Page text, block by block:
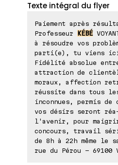
Texte intégral du flyer
Paiement après
Professeur
KÉBÉ
à résoudre vos
parti(e), tu viens ici
Fidélité absolue
attraction de
moraux, affection
réussite dans tous
inconnues, permis
vos désirs seront
l'avenir, pour maigrir,
concours, travail
de 8h à 22h même le
rue du Pérou - 69100